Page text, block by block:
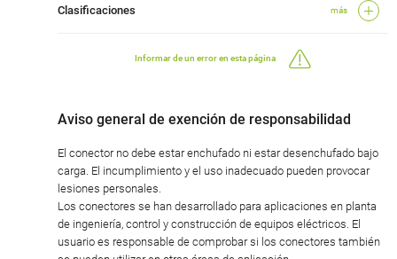
Clasificaciones más
Informar de un error en esta página
Aviso general de exención de responsabilidad
El conector no debe estar enchufado ni estar desenchufado bajo
carga. El incumplimiento y el uso inadecuado pueden provocar
lesiones personales.
Los conectores se han desarrollado para aplicaciones en planta
de ingeniería, control y construcción de equipos eléctricos. El
usuario es responsable de comprobar si los conectores también